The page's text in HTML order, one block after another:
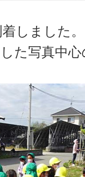
しました。
た写真中